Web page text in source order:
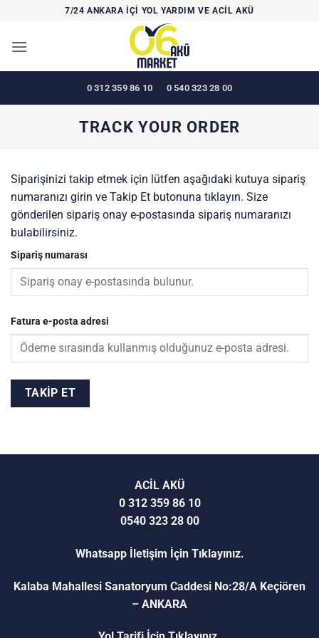
7/24 ANKARA İÇİ YOL YARDIM VE ACİL AKÜ
0 312 359 86 10 0 540 323 28 00
TRACK YOUR ORDER
Siparişinizi takip etmek için lütfen aşağıdaki kutuya sipariş
numaranızı girin ve Takip Et butonuna tıklayın. Size
gönderilen sipariş onay e-postasında sipariş numaranızı
bulabilirsiniz.
Sipariş numarası
Fatura e-posta adresi
TAKIP ET
ACİL AKÜ
0 312 359 86 10
0540 323 28 00
Whatsapp İletişim İçin Tıklayınız.
Kalaba Mahallesi Sanatoryum Caddesi No:28/A Keçiören
– ANKARA